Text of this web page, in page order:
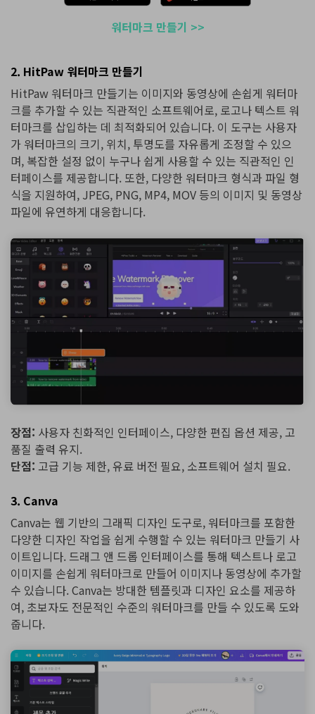
워터마크 만들기 >>
2. HitPaw 워터마크 만들기
HitPaw 워터마크 만들기는 이미지와 동영상에 손쉽게 워터마
크를 추가할 수 있는 직관적인 소프트웨어로, 로고나 텍스트 워
터마크를 삽입하는 데 최적화되어 있습니다. 이 도구는 사용자
가 워터마크의 크기, 위치, 투명도를 자유롭게 조정할 수 있으
며, 복잡한 설정 없이 누구나 쉽게 사용할 수 있는 직관적인 인
터페이스를 제공합니다. 또한, 다양한 워터마크 형식과 파일 형
식을 지원하여, JPEG, PNG, MP4, MOV 등의 이미지 및 동영상
파일에 유연하게 대응합니다.
장점: 사용자 친화적인 인터페이스, 다양한 편집 옵션 제공, 고
품질 출력 유지.
단점: 고급 기능 제한, 유료 버전 필요, 소프트웨어 설치 필요.
3. Canva
Canva는 웹 기반의 그래픽 디자인 도구로, 워터마크를 포함한
다양한 디자인 작업을 쉽게 수행할 수 있는 워터마크 만들기 사
이트입니다. 드래그 앤 드롭 인터페이스를 통해 텍스트나 로고
이미지를 손쉽게 워터마크로 만들어 이미지나 동영상에 추가할
수 있습니다. Canva는 방대한 템플릿과 디자인 요소를 제공하
여, 초보자도 전문적인 수준의 워터마크를 만들 수 있도록 도와
줍니다.